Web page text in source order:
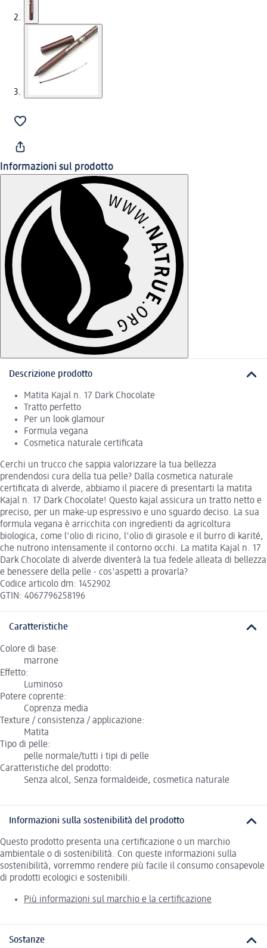
Informazioni sul prodotto
Descrizione prodotto
Matita Kajal n. 17 Dark Chocolate
Tratto perfetto
Per un look glamour
Formula vegana
Cosmetica naturale certificata
Cerchi un trucco che sappia valorizzare la tua bellezza
prendendosi cura della tua pelle? Dalla cosmetica naturale
certificata di alverde, abbiamo il piacere di presentarti la matita
Kajal n. 17 Dark Chocolate! Questo kajal assicura un tratto netto e
preciso, per un make-up espressivo e uno sguardo deciso. La sua
formula vegana è arricchita con ingredienti da agricoltura
biologica, come l'olio di ricino, l'olio di girasole e il burro di karité,
che nutrono intensamente il contorno occhi. La matita Kajal n. 17
Dark Chocolate di alverde diventerà la tua fedele alleata di bellezza
e benessere della pelle - cos'aspetti a provarla?
Codice articolo dm: 1452902
GTIN: 4067796258196
Caratteristiche
Colore di base:
marrone
Effetto:
Luminoso
Potere coprente:
Coprenza media
Texture / consistenza / applicazione:
Matita
Tipo di pelle:
pelle normale/tutti i tipi di pelle
Caratteristiche del prodotto:
Senza alcol, Senza formaldeide, cosmetica naturale
Informazioni sulla sostenibilità del prodotto
Questo prodotto presenta una certificazione o un marchio
ambientale o di sostenibilità. Con queste informazioni sulla
sostenibilità, vorremmo rendere più facile il consumo consapevole
di prodotti ecologici e sostenibili.
Più informazioni sul marchio e la certificazione
Sostanze